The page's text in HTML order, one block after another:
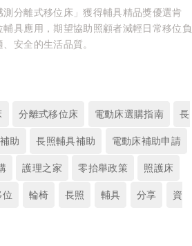
分離式移位床」獲得輔具精品獎優選肯
具應用，期望協助照顧者減輕日常移位負
安全的生活品質。
分離式移位床 電動床選購指南
長
助 長照輔具補助
電動床補助申請
護理之家 零抬舉政策
照護床
輪椅 長照 輔具 分享
資